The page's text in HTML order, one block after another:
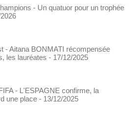
- Un quatuor pour un trophée
- Aitana BONMATI récompensée
les lauréates - 17/12/2025
- L'ESPAGNE confirme, la
une place - 13/12/2025